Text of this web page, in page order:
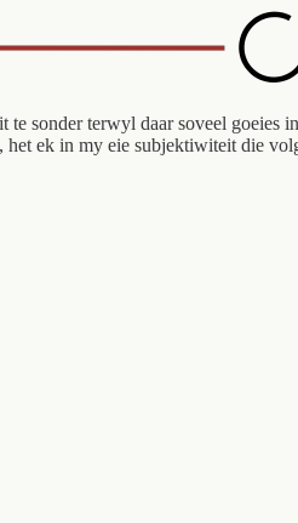
sonder terwyl daar soveel goeies
ek in my eie subjektiwiteit die